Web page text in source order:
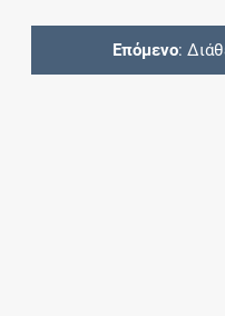
Επόμενο: